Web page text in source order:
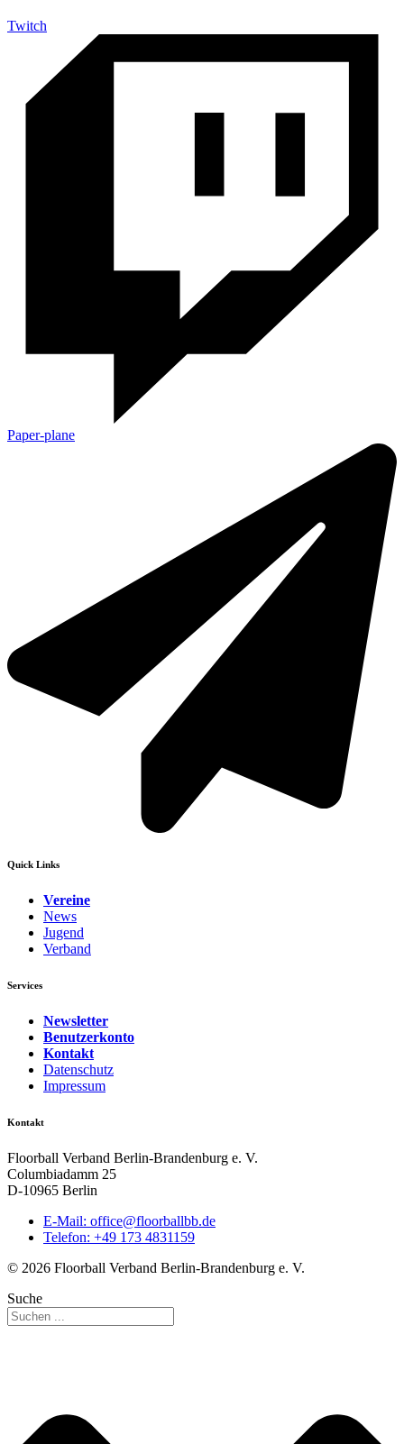
Twitch
Paper-plane
Quick Links
Vereine
News
Jugend
Verband
Services
Newsletter
Benutzerkonto
Kontakt
Datenschutz
Impressum
Kontakt
Floorball Verband Berlin-Brandenburg e. V.
Columbiadamm 25
D-10965 Berlin
E-Mail: ed.bbllabroolf@eciffo
Telefon: +49 173 4831159
© 2026 Floorball Verband Berlin-Brandenburg e. V.
Suche